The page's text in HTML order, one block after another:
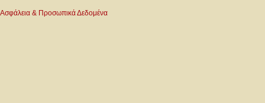
Ασφάλεια & Προσωπικά Δεδομένα